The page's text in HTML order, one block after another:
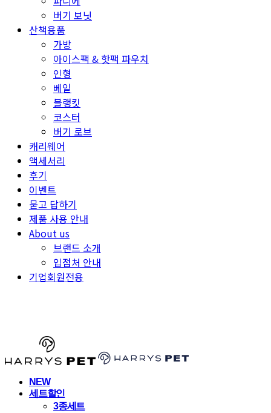
버기 보닛
산책용품
가방
아이스팩 & 핫팩 파우치
인형
베일
블랭킷
코스터
버기 로브
캐리웨어
액세서리
후기
이벤트
묻고 답하기
제품 사용 안내
About us
브랜드 소개
입점처 안내
기업회원전용
NEW
세트할인
3종세트